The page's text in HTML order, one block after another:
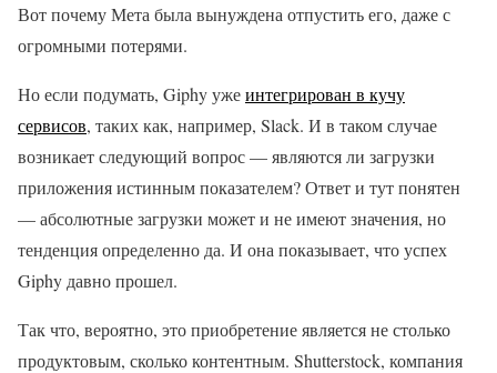
Вот почему Мета была вынуждена отпустить его, даже с
огромными потерями.
Но если подумать, Giphy ужеинтегрирован в кучу
сервисов, таких как, например, Slack. И в таком случае
возникает следующий вопрос — являются ли загрузки
приложения истинным показателем? Ответ и тут понятен
— абсолютные загрузки может и не имеют значения, но
тенденция определенно да. И она показывает, что успех
Giphy давно прошел.
Так что, вероятно, это приобретение является не столько
продуктовым, сколько контентным. Shutterstock, компания